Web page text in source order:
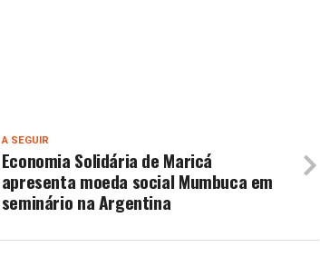
A SEGUIR
Economia Solidária de Maricá
apresenta moeda social Mumbuca em
seminário na Argentina